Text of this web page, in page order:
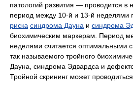
патологий развития — проводится в
период между 10-й и 13-й неделями
риска синдрома Дауна и синдрома
биохимическим маркерам. Период
неделями считается оптимальными
так называемого тройного
Дауна, синдрома Эдвардса и
Тройной скрининг может